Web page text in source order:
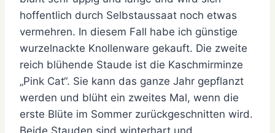
hoffentlich durch Selbstaussaat noch etwas
vermehren. In diesem Fall habe ich günstige
wurzelnackte Knollenware gekauft. Die zweite
reich blühende Staude ist die Kaschmirminze
„Pink Cat“. Sie kann das ganze Jahr gepflanzt
werden und blüht ein zweites Mal, wenn die
erste Blüte im Sommer zurückgeschnitten wird.
Beide Stauden sind winterhart und